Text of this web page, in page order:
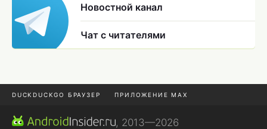
Новостной канал
Чат с читателями
DUCKDUCKGO БРАУЗЕР ПРИЛОЖЕНИЕ MAX
ПРИЛОЖЕНИЯ ANDROID
, 2013—2026